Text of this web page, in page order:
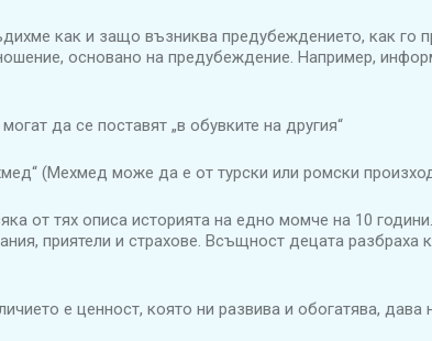
как и защо възниква предубеждението, как го
основано на предубеждение. Например,
да се поставят „в обувките на другия“
(Мехмед може да е от турски или ромски
от тях описа историята на едно момче на 10
приятели и страхове. Всъщност децата разбраха
е ценност, която ни развива и обогатява,